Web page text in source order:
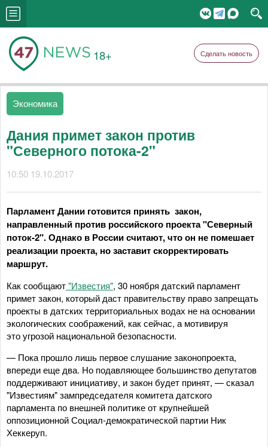
18+ Сделать новость
Экономика
Дания примет закон против
"Северного потока-2"
10:50 19.10.2017
Парламент Дании готовится принять закон,
направленный против российского проекта "Северный
поток-2". Однако в России считают, что он не помешает
реализации проекта, но заставит скорректировать
маршрут.
Как сообщают"Известия", 30 ноября датский парламент
примет закон, который даст правительству право запрещать
проекты в датских территориальных водах не на основании
экологических соображений, как сейчас, а мотивируя
это угрозой национальной безопасности.
— Пока прошло лишь первое слушание законопроекта,
впереди еще два. Но подавляющее большинство депутатов
поддерживают инициативу, и закон будет принят, — сказал
"Известиям" зампредседателя комитета датского
парламента по внешней политике от крупнейшей
оппозиционной Социал-демократической партии Ник
Хеккеруп.